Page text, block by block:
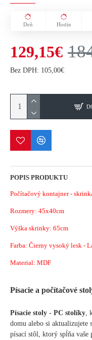
Deň Hodín
129,15€
Bez DPH: 105,00€
POPIS PRODUKTU
Počítačový kontajner -
Rozmery: 45x40cm
Výška skrinky: 65cm
Farba: Čierny vysoký lesk -
Material: MDF
Písacie a počítačové
Písacie stoly - PC stolíky,
domu alebo si
písací stôl, ktorý spĺňa vaše